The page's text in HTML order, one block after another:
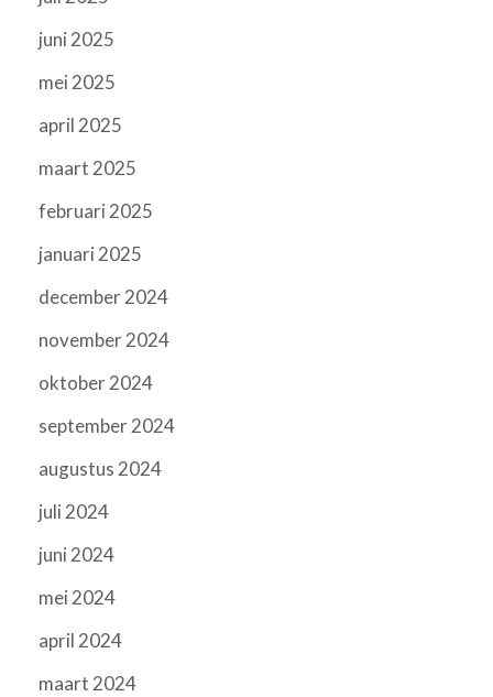
juni 2025
mei 2025
april 2025
maart 2025
februari 2025
januari 2025
december 2024
november 2024
oktober 2024
september 2024
augustus 2024
juli 2024
juni 2024
mei 2024
april 2024
maart 2024